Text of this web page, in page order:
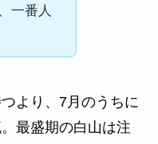
一番人
より、7月のうちに
最盛期の白山は注